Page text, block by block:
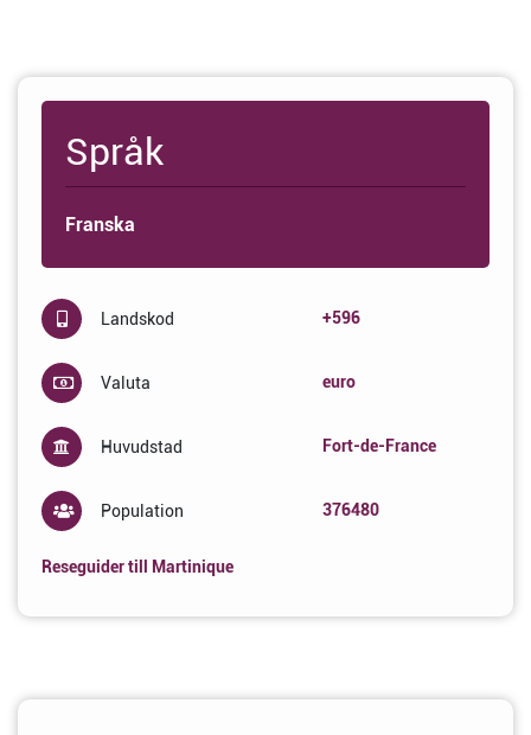
Språk
Franska
Landskod +596
Valuta euro
Huvudstad Fort-de-France
Population 376480
Reseguider till Martinique